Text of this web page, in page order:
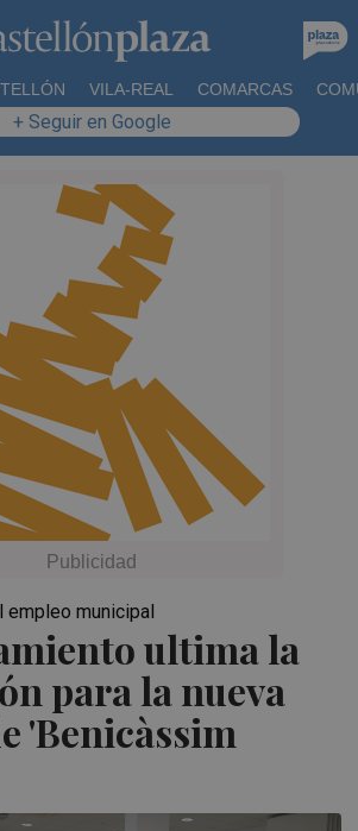
VILA-REAL COMARCAS
+ Seguir en Google
ultima la
para la nueva
'Benicàssim
empleo municipal